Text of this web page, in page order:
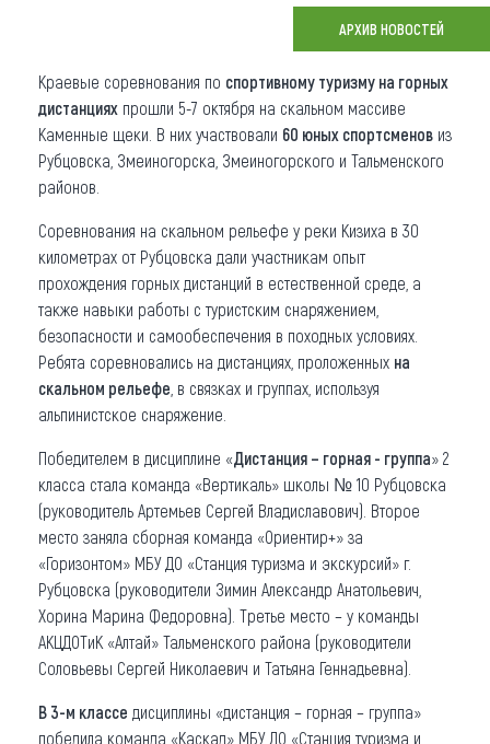
О регионе
Коллекция впечатлений
Другие рубрики
АРХИВ НОВОСТЕЙ
Краевые соревнования по спортивному туризму на горных
дистанциях прошли 5-7 октября на скальном массиве
Каменные щеки. В них участвовали 60 юных спортсменов из
Рубцовска, Змеиногорска, Змеиногорского и Тальменского
районов.
Соревнования на скальном рельефе у реки Кизиха в 30
километрах от Рубцовска дали участникам опыт
прохождения горных дистанций в естественной среде, а
также навыки работы с туристским снаряжением,
безопасности и самообеспечения в походных условиях.
Ребята соревновались на дистанциях, проложенных на
скальном рельефе , в связках и группах, используя
альпинистское снаряжение.
Победителем в дисциплине «Дистанция – горная - группа» 2
класса стала команда «Вертикаль» школы № 10 Рубцовска
(руководитель Артемьев Сергей Владиславович). Второе
место заняла сборная команда «Ориентир+» за
«Горизонтом» МБУ ДО «Станция туризма и экскурсий» г.
Рубцовска (руководители Зимин Александр Анатольевич,
Хорина Марина Федоровна). Третье место – у команды
АКЦДОТиК «Алтай» Тальменского района (руководители
Соловьевы Сергей Николаевич и Татьяна Геннадьевна).
В 3-м классе дисциплины «дистанция – горная – группа»
победила команда «Каскад» МБУ ДО «Станция туризма и